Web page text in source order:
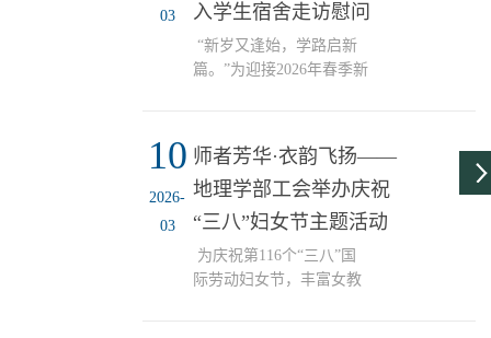
期间助力学部事业发展，
范生宏、张志军两位特聘
教授分别发言，表示将充
03
入学生宿舍走访慰问
“新岁又逢始，学路启新
篇。”为迎接2026年春季新
馨有序的宿舍氛围，地理
学部领导班子成员、辅导
员及相关老师深入学生宿
舍，走访慰问返校同学，
中，领导老师与同学们亲
切交谈、细致问询，悉心
10
2026-
03
师者芳华·衣韵飞扬——
地理学部工会举办庆祝
“三八”妇女节主题活动
为庆祝第116个“三八”国
际劳动妇女节，丰富女教